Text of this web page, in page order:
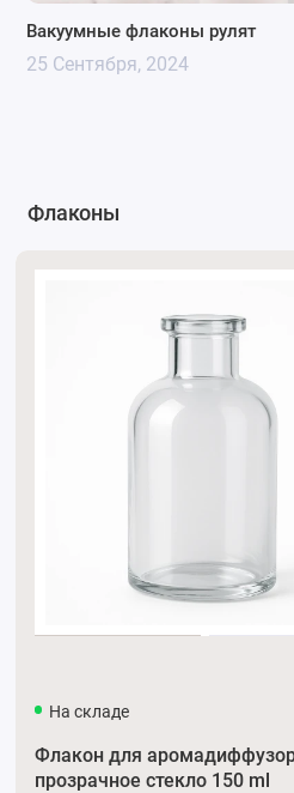
За консультацией
Подписывайтесь на наши
Вакуумные флаконы рулят
25 Сентября, 2024
Флаконы
На складе
Флакон для аромадиффузора
прозрачное стекло 150 ml